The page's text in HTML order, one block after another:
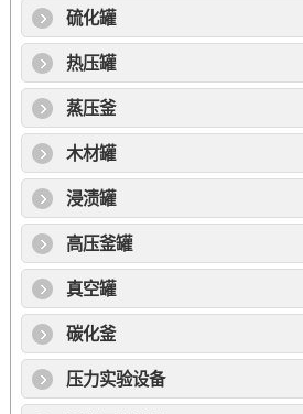
硫化罐
热压罐
蒸压釜
木材罐
浸渍罐
高压釜罐
真空罐
碳化釜
压力实验设备